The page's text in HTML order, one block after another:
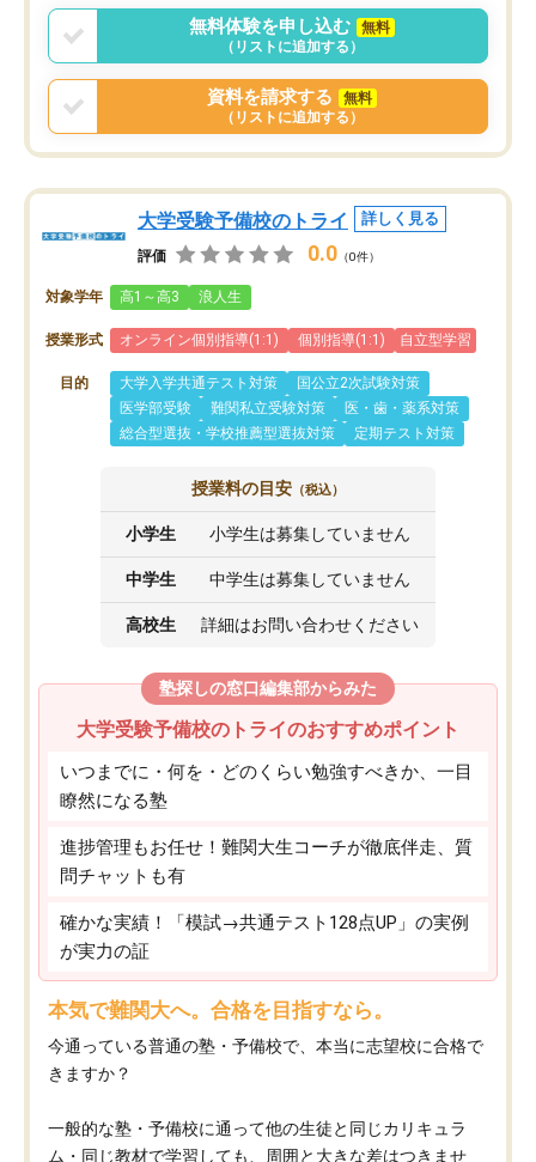
無料体験を申し込む
無料
（リストに追加する）
資料を請求する
無料
（リストに追加する）
大学受験予備校のトライ 詳しく見る
評価 0.0 （0件）
対象学年 高1～高3 浪人生
授業形式 オンライン個別指導(1:1) 個別指導(1:1) 自立型学習
目的 大学入学共通テスト対策
国公立2次試験対策
医学部受験
難関私立受験対策
医・歯・薬系対策
総合型選抜・学校推薦型選抜対策
定期テスト対策
授業料の目安 （税込）
小学生 小学生は募集していません
中学生 中学生は募集していません
高校生 詳細はお問い合わせください
塾探しの窓口編集部からみた
大学受験予備校のトライのおすすめポイント
いつまでに・何を・どのくらい勉強すべきか、一目
瞭然になる塾
進捗管理もお任せ！難関大生コーチが徹底伴走、質
問チャットも有
確かな実績！「模試→共通テスト128点UP」の実例
が実力の証
本気で難関大へ。合格を目指すなら。
今通っている普通の塾・予備校で、本当に志望校に合格で
きますか？
一般的な塾・予備校に通って他の生徒と同じカリキュラ
ム・同じ教材で学習しても、周囲と大きな差はつきませ